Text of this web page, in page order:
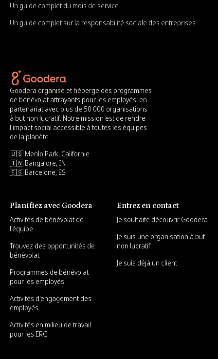
Un guide complet du mois de service
Un guide complet sur la responsabilité sociale des entreprises
Goodera organise et héberge des programmes
de bénévolat attrayants pour les employés, en
partenariat avec plus de 50 000 organisations
à but non lucratif. Notre mission est de rendre
l'impact social accessible à toutes les équipes
de la planète.
🇺🇸 Menlo Park, Californie
🇮🇳 Bangalore, IN
🇪🇸 Barcelone, ES
Planifiez avec Goodera
Activités de bénévolat de
l'équipe
Trouvez des opportunités de
bénévolat
Programmes de bénévolat
pour les employés
Activités d'engagement des
employés
Activités en milieu de travail
pour les ERG
Entrez en contact
Je souhaite découvrir Goodera
Je suis une organisation à but
non lucratif
Je suis déjà un client